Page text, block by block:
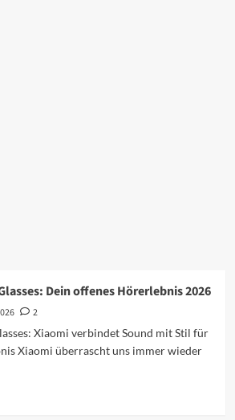
Dein offenes Hörerlebnis 2026
2
Xiaomi verbindet Sound mit Stil für
Xiaomi überrascht uns immer wieder